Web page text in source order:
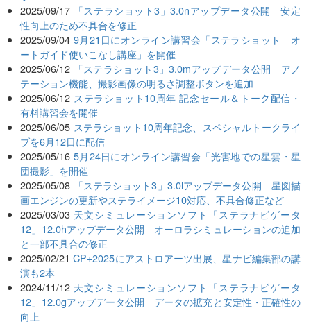
2025/09/17
「ステラショット3」3.0nアップデータ公開 安定
性向上のため不具合を修正
2025/09/04 9月21日にオンライン講習会「ステラショット オ
ートガイド使いこなし講座」を開催
2025/06/12
「ステラショット3」3.0mアップデータ公開 アノ
テーション機能、撮影画像の明るさ調整ボタンを追加
2025/06/12 ステラショット10周年 記念セール＆トーク配信・
有料講習会を開催
2025/06/05 ステラショット10周年記念、スペシャルトークライ
ブを6月12日に配信
2025/05/16 5月24日にオンライン講習会「光害地での星雲・星
団撮影」を開催
2025/05/08
「ステラショット3」3.0lアップデータ公開 星図描
画エンジンの更新やステライメージ10対応、不具合修正など
2025/03/03 天文シミュレーションソフト「ステラナビゲータ
12」12.0hアップデータ公開 オーロラシミュレーションの追加
と一部不具合の修正
2025/02/21 CP+2025にアストロアーツ出展、星ナビ編集部の講
演も2本
2024/11/12 天文シミュレーションソフト「ステラナビゲータ
12」12.0gアップデータ公開 データの拡充と安定性・正確性の
向上